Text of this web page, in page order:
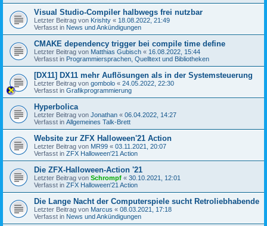
Visual Studio-Compiler halbwegs frei nutzbar
Letzter Beitrag von Krishty « 18.08.2022, 21:49
Verfasst in News und Ankündigungen
CMAKE dependency trigger bei compile time define
Letzter Beitrag von Matthias Gubisch « 16.08.2022, 15:44
Verfasst in Programmiersprachen, Quelltext und Bibliotheken
[DX11] DX11 mehr Auflösungen als in der Systemsteuerung
Letzter Beitrag von gombolo « 24.05.2022, 22:30
Verfasst in Grafikprogrammierung
Hyperbolica
Letzter Beitrag von Jonathan « 06.04.2022, 14:27
Verfasst in Allgemeines Talk-Brett
Website zur ZFX Halloween'21 Action
Letzter Beitrag von MR99 « 03.11.2021, 20:07
Verfasst in ZFX Halloween'21 Action
Die ZFX-Halloween-Action '21
Letzter Beitrag von Schrompf « 30.10.2021, 12:01
Verfasst in ZFX Halloween'21 Action
Die Lange Nacht der Computerspiele sucht Retroliebhabende
Letzter Beitrag von Marcus « 08.03.2021, 17:18
Verfasst in News und Ankündigungen